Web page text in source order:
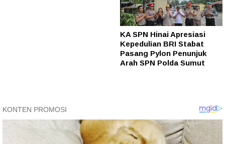
KA SPN Hinai Apresiasi
Kepedulian BRI Stabat
Pasang Pylon Penunjuk
Arah SPN Polda Sumut